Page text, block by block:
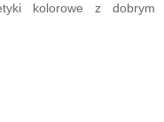
kolorowe z dobrym